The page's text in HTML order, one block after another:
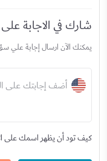
شارك في الاجابة
يمكنك الآن ارسال إجابة علي
أضف إجابتك على
كيف تود أن يظهر اسمك على